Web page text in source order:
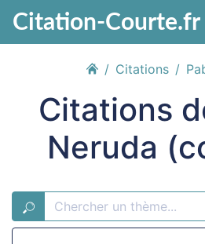
Citation-Courte.fr
Citations
Citations
Neruda